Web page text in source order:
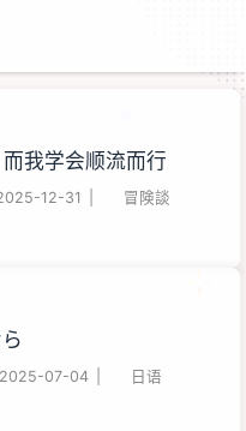
我学会顺流而行
12-31 冒険談
2025-07-04 日语